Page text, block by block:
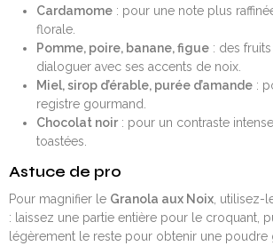
Cardamome: pour une note plus
florale.
Pomme, poire, banane, figue: des fruits
dialoguer avec ses accents de noix.
Miel, sirop d’érable, purée d’amande:
registre gourmand.
Chocolat noir: pour un contraste
toastées.
Astuce de pro
Pour magnifier le Granola aux Noix , utilisez-
: laissez une partie entière pour le croquant,
légèrement le reste pour obtenir une poudre